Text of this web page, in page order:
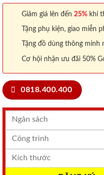
Giảm giá lên đến 25% khi
Tặng phụ kiện, giao miễn
Tặng đồ dùng thông minh
Cơ hội nhận ưu đãi 50%
0818.400.400